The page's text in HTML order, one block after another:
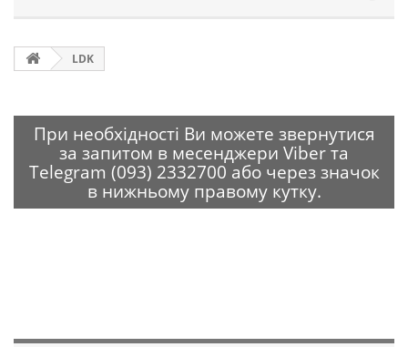
LDK
При необхідності Ви можете звернутися
за запитом в месенджери Viber та
Telegram (093) 2332700 або через значок
в нижньому правому кутку.